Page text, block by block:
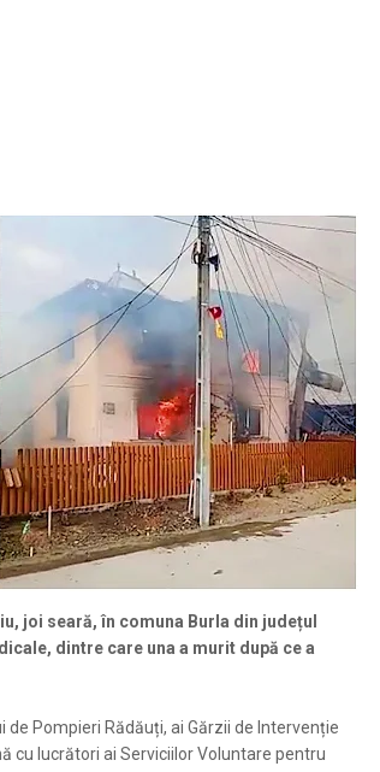
joi seară, în comuna Burla din județul
dintre care una a murit după ce a
Pompieri Rădăuți, ai Gărzii de Intervenție
cu lucrători ai Serviciilor Voluntare pentru